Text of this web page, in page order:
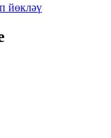
йөкләү